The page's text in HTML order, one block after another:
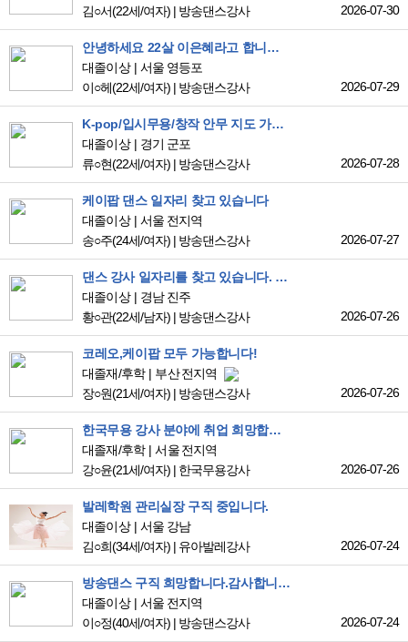
김○서(22세/여자) | 방송댄스강사 2026-07-30
안녕하세요 22살 이은혜라고 합니다. 잘 부탁드립니다!!
대졸이상
서울 영등포
이○헤(22세/여자) | 방송댄스강사 2026-07-29
K-pop/입시무용/창작 안무 지도 가능 강사 구인 희망합니다:)
대졸이상
경기 군포
류○현(22세/여자) | 방송댄스강사 2026-07-28
케이팝 댄스 일자리 찾고 있습니다
대졸이상
서울 전지역
송○주(24세/여자) | 방송댄스강사 2026-07-27
댄스 강사 일자리를 찾고 있습니다. 방송댄스 강사 경력 4년 정도 있습니다.
대졸이상
경남 진주
황○관(22세/남자) | 방송댄스강사 2026-07-26
코레오,케이팝 모두 가능합니다!
대졸재/후학
부산 전지역
장○원(21세/여자) | 방송댄스강사 2026-07-26
한국무용 강사 분야에 취업 희망합니다
대졸재/후학
서울 전지역
강○윤(21세/여자) | 한국무용강사 2026-07-26
발레학원 관리실장 구직 중입니다.
대졸이상
서울 강남
김○희(34세/여자) | 유아발레강사 2026-07-24
방송댄스 구직 희망합니다.감사합니다.
대졸이상
서울 전지역
이○정(40세/여자) | 방송댄스강사 2026-07-24